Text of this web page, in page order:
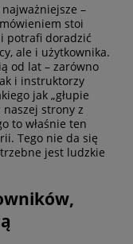
–
stoi
potrafi doradzić
ale i użytkownika.
od lat – zarówno
i instruktorzy
jak „głupie
naszej strony z
to właśnie ten
Tego nie da się
jest ludzkie